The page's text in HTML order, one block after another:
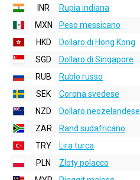
INR
Rupia indiana
MXN
Peso messicano
HKD
Dollaro di Hong Kong
SGD
Dollaro di Singapore
RUB
Rublo russo
SEK
Corona svedese
NZD
Dollaro neozelandese
ZAR
Rand sudafricano
TRY
Lira turca
PLN
Zloty polacco